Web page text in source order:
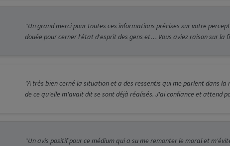
"Un grand merci pour toutes ces informations précises sur votre
douée pour cerner l'état d'esprit des gens et… Vous aviez raison sur la
"A très bien cerné la situation et a des ressentis qui me parlent dans la
de ce qu'elle m'avait dit se sont déjà réalisés. J'ai confiance et attend
"Un avis positif pour ce médium qui a su me remonter le moral et